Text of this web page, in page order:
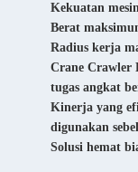
Kekuatan
Berat
Radius kerja
Crane Crawler
tugas angkat
Kinerja yang
digunakan
Solusi hemat